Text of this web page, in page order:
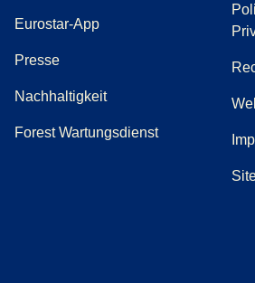
Eurostar-App
Presse(
Nachhaltigkeit
Forest Wartungsdienst